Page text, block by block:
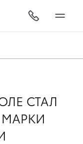
СТАЛ